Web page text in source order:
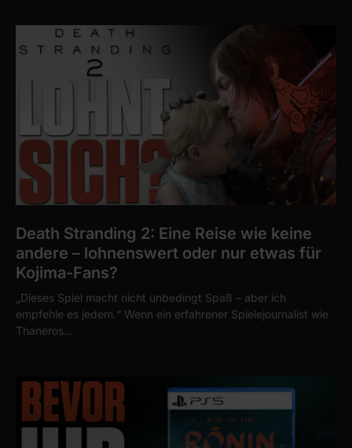
Death Stranding 2: Eine Reise wie keine
andere – lohnenswert oder nur etwas für
Kojima-Fans?
„Dieses Spiel macht nicht unbedingt Spaß – aber ich
empfehle es jedem.“ Wenn ein erfahrener Spielejournalist wie
Thaneros…